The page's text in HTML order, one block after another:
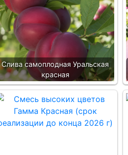
Слива самоплодная Уральская
красная